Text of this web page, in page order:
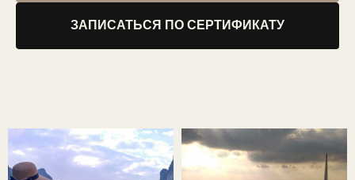
ЗАПИСАТЬСЯ ПО СЕРТИФИКАТУ